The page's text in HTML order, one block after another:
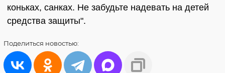
коньках, санках. Не забудьте надевать на детей
средства защиты".
Поделиться новостью: